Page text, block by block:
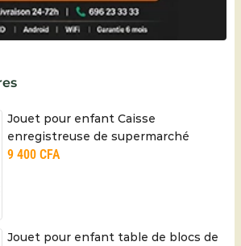
Jouet pour enfant Caisse
enregistreuse de supermarché
miniature
9 400 CFA
Jouet pour enfant table de blocs de